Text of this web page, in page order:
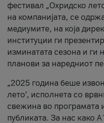
фестивал „Охридско
на компанијата, се
медиумите, на која
институции ги
изминатата сезона и ги
планови за наредниот
„2025 година беше
лето’, исполнета со
свежина во програмата
публиката. За нас како